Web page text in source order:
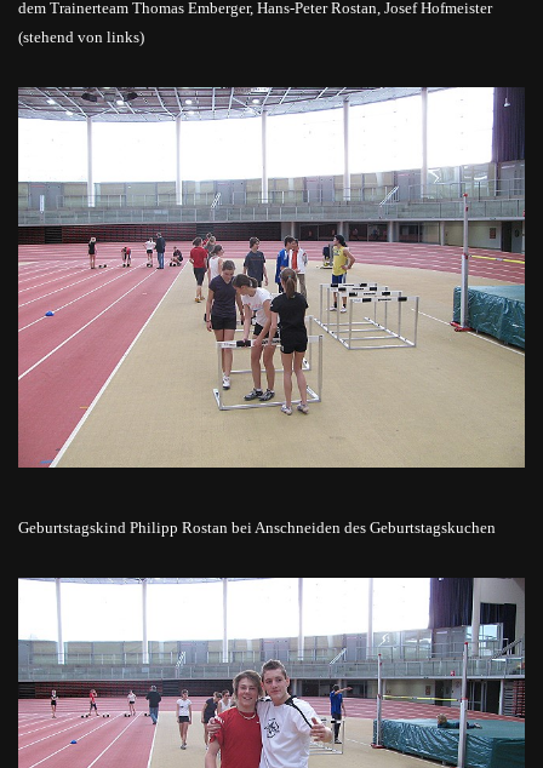
dem Trainerteam Thomas Emberger, Hans-Peter Rostan, Josef Hofmeister
(stehend von links)
Geburtstagskind Philipp Rostan bei Anschneiden des Geburtstagskuchen